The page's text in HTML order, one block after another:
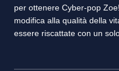
per ottenere Cyber-pop
modifica alla qualità della
essere riscattate con un